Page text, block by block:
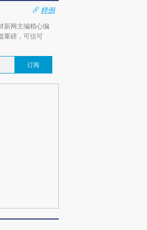
样例
新网主编精心编
重磅，可信可
订阅